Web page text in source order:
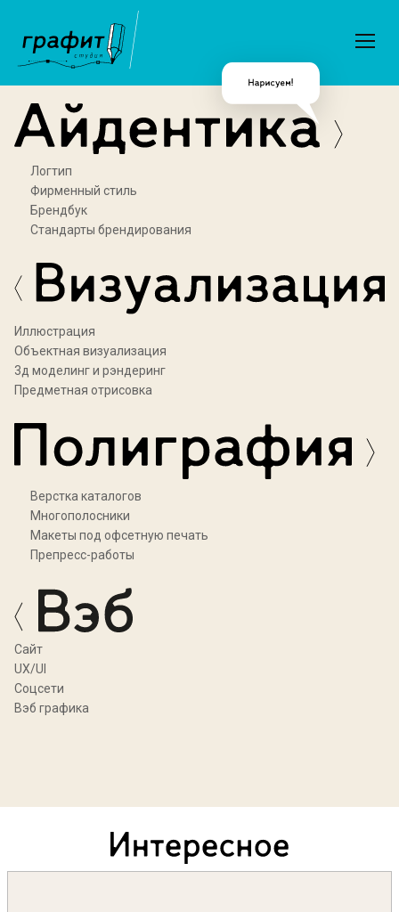
Логтип
Фирменный стиль
Брендбук
Стандарты брендирования
Иллюстрация
Объектная визуализация
3д моделинг и рэндеринг
Предметная отрисовка
Верстка каталогов
Многополосники
Макеты под офсетную печать
Препресс-работы
Cайт
UX/UI
Соцсети
Вэб графика